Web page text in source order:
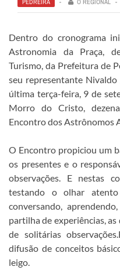
PEDREIRA O REGIONAL
Dentro do cronograma
Astronomia da Praça,
Turismo, da Prefeitura de
seu representante
última terça-feira, 9 de
Morro do Cristo,
Encontro dos Astrônomos
O Encontro propiciou um
os presentes e o
observações. E nestas
testando o olhar atento
conversando,
partilha de experiências,
de solitárias
difusão de conceitos
leigo.